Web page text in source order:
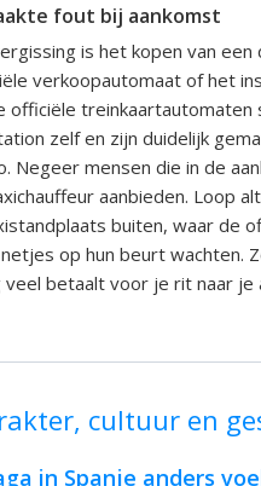
fout bij aankomst
is het kopen van een
verkoopautomaat of het
officiële treinkaartautomaten
zelf en zijn duidelijk
Negeer mensen die in de
aanbieden. Loop
buiten, waar de
op hun beurt wachten.
betaalt voor je rit naar je
cultuur en
in Spanje anders